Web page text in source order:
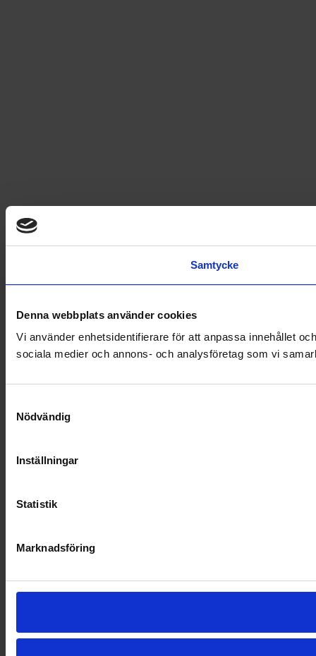
Samtycke
Denna webbplats använder cookies
Vi använder enhetsidentifierare för att anpassa innehållet
sociala medier och annons- och analysföretag som vi
Nödvändig
Inställningar
Statistik
Marknadsföring